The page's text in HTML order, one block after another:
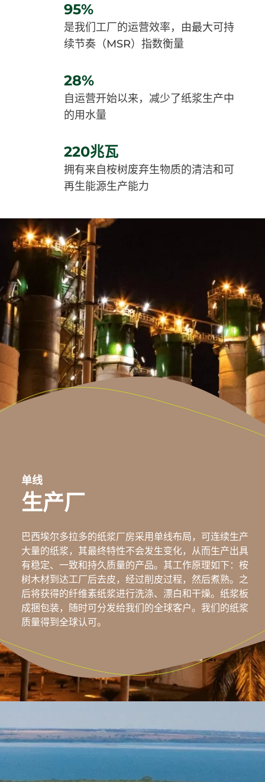
95%
是我们工厂的运营效率，由最大可持
续节奏（MSR）指数衡量
28%
自运营开始以来，减少了纸浆生产中
的用水量
220兆瓦
拥有来自桉树废弃生物质的清洁和可
再生能源生产能力
单线
生产厂
巴西埃尔多拉多的纸浆厂房采用单线布局，可连续生产
大量的纸浆，其最终特性不会发生变化，从而生产出具
有稳定、一致和持久质量的产品。其工作原理如下：桉
树木材到达工厂后去皮，经过削皮过程，然后煮熟。之
后将获得的纤维素纸浆进行洗涤、漂白和干燥。纸浆板
成捆包装，随时可分发给我们的全球客户。我们的纸浆
质量得到全球认可。